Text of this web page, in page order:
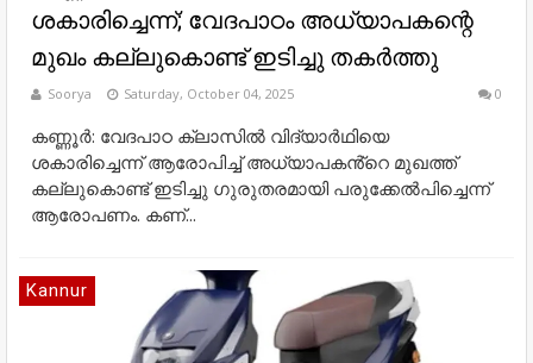
ശകാരിച്ചെന്ന്; വേദപാഠം അധ്യാപകന്റെ
മുഖം കല്ലുകൊണ്ട് ഇടിച്ചു തകർത്തു
Soorya Saturday, October 04, 2025 0
കണ്ണൂർ: വേദപാഠ ക്ലാസിൽ വിദ്യാർഥിയെ
ശകാരിച്ചെന്ന് ആരോപിച്ച് അധ്യാപകൻ്റെ മുഖത്ത്
കല്ലുകൊണ്ട് ഇടിച്ചു ഗുരുതരമായി പരുക്കേൽപിച്ചെന്ന്
ആരോപണം. കണ്...
Kannur